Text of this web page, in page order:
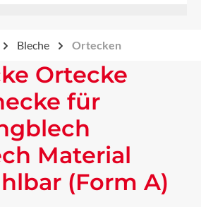
Bleche Ortecken
Ortecke
für
Material
(Form A)